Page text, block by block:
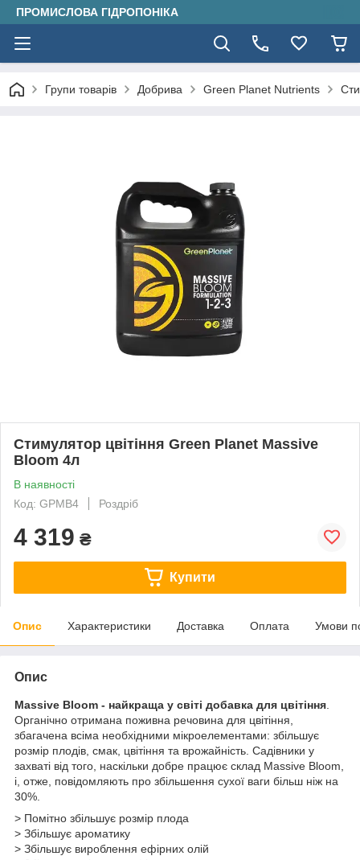
ПРОМИСЛОВА ГІДРОПОНІКА
Групи товарів Добрива Green Planet Nutrients
Cтимулятор цвітіння Green Planet Massive
Bloom 4л
В наявності
Код: GPMB4
Роздріб
4 319 ₴
Купити
Опис Характеристики Доставка Оплата Умови
Опис
Massive Bloom - найкраща у світі добавка для цвітіння
Органічно отримана поживна речовина для цвітіння,
збагачена всіма необхідними мікроелементами: збільшує
розмір плодів, смак, цвітіння та врожайність. Садівники у
захваті від того, наскільки добре працює склад Massive Bloom,
і, отже, повідомляють про збільшення сухої ваги більш ніж на
30%.
> Помітно збільшує розмір плода
> Збільшує ароматику
> Збільшує вироблення ефірних олій